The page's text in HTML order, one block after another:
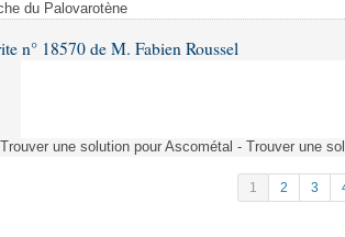
du Palovarotène
n° 18570 de M. Fabien Roussel
une solution pour Ascométal - Trouver une
1 2 3